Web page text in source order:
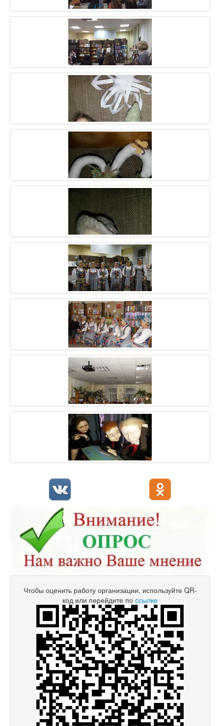
Чтобы оценить работу организации, используйте QR-
код или перейдите по ссылке